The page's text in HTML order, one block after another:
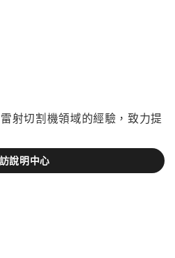
射切割機領域的經驗，致力提
說明中心